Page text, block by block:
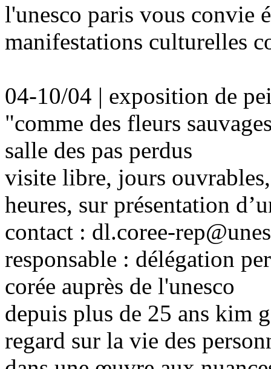
l'unesco paris vous convie
manifestations culturelles
04-10/04 | exposition de
"comme des fleurs
salle des pas perdus
visite libre, jours
heures, sur présentation
contact : dl.coree-
responsable : délégation
corée auprès de l'unesco
depuis plus de 25 ans kim
regard sur la vie des